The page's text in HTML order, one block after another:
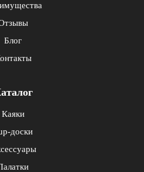
Блог
Каяки
доски